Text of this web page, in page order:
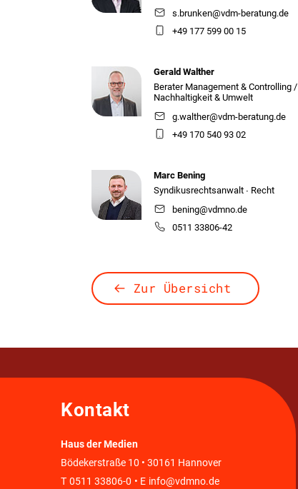
s.brunken@vdm-beratung.de
+49 177 599 00 15
Gerald Walther
Berater Management & Controlling /
Nachhaltigkeit & Umwelt
g.walther@vdm-beratung.de
+49 170 540 93 02
Marc Bening
Syndikusrechtsanwalt ∙ Recht
bening@vdmno.de
0511 33806-42
Zur Übersicht
Kontakt
Haus der Medien
Bödekerstraße 10 • 30161 Hannover
T 0511 33806-0 • E info@vdmno.de